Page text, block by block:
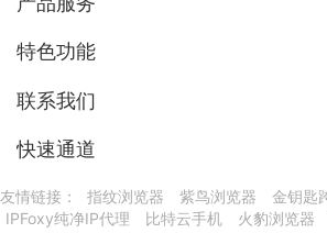
特色功能
联系我们
快速通道
友情链接： 指纹浏览器 紫鸟浏览器 金钥匙
IPFoxy纯净IP代理
比特云手机 火豹浏览器